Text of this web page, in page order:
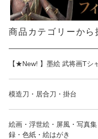
商品カテゴリーから
【★New! 】墨絵 武将画Tシ
模造刀・居合刀・掛台
絵画・浮世絵・屏風・写真
録・色紙・絵はがき